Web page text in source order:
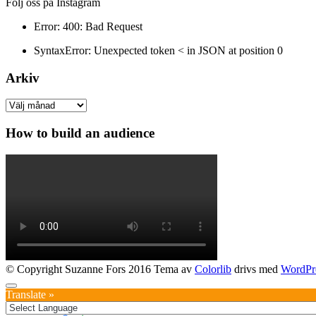
Följ oss på Instagram
Error: 400: Bad Request
SyntaxError: Unexpected token < in JSON at position 0
Arkiv
Arkiv
How to build an audience
© Copyright Suzanne Fors 2016 Tema av Colorlib drivs med
Translate »